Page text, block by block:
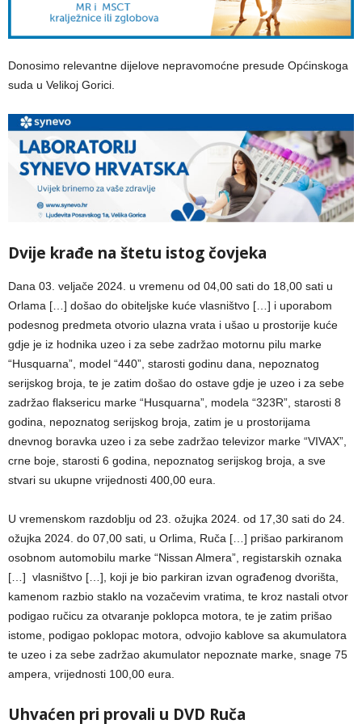
Donosimo relevantne dijelove nepravomoćne presude Općinskoga
suda u Velikoj Gorici.
Dvije krađe na štetu istog čovjeka
Dana 03. veljače 2024. u vremenu od 04,00 sati do 18,00 sati u
Orlama […] došao do obiteljske kuće vlasništvo […] i uporabom
podesnog predmeta otvorio ulazna vrata i ušao u prostorije kuće
gdje je iz hodnika uzeo i za sebe zadržao motornu pilu marke
“Husquarna”, model “440”, starosti godinu dana, nepoznatog
serijskog broja, te je zatim došao do ostave gdje je uzeo i za sebe
zadržao flaksericu marke “Husquarna”, modela “323R”, starosti 8
godina, nepoznatog serijskog broja, zatim je u prostorijama
dnevnog boravka uzeo i za sebe zadržao televizor marke “VIVAX”,
crne boje, starosti 6 godina, nepoznatog serijskog broja, a sve
stvari su ukupne vrijednosti 400,00 eura.
U vremenskom razdoblju od 23. ožujka 2024. od 17,30 sati do 24.
ožujka 2024. do 07,00 sati, u Orlima, Ruča […] prišao parkiranom
osobnom automobilu marke “Nissan Almera”, registarskih oznaka
[…] vlasništvo […], koji je bio parkiran izvan ograđenog dvorišta,
kamenom razbio staklo na vozačevim vratima, te kroz nastali otvor
podigao ručicu za otvaranje poklopca motora, te je zatim prišao
istome, podigao poklopac motora, odvojio kablove sa akumulatora
te uzeo i za sebe zadržao akumulator nepoznate marke, snage 75
ampera, vrijednosti 100,00 eura.
Uhvaćen pri provali u DVD Ruča